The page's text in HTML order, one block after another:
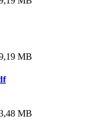
MB
MB